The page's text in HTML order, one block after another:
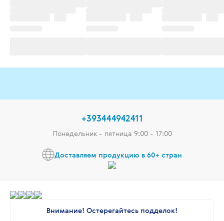
+393444942411
Понедельник - пятница 9:00 - 17:00
Доставляем продукцию в 60+ стран
Внимание! Остерегайтесь подделок!